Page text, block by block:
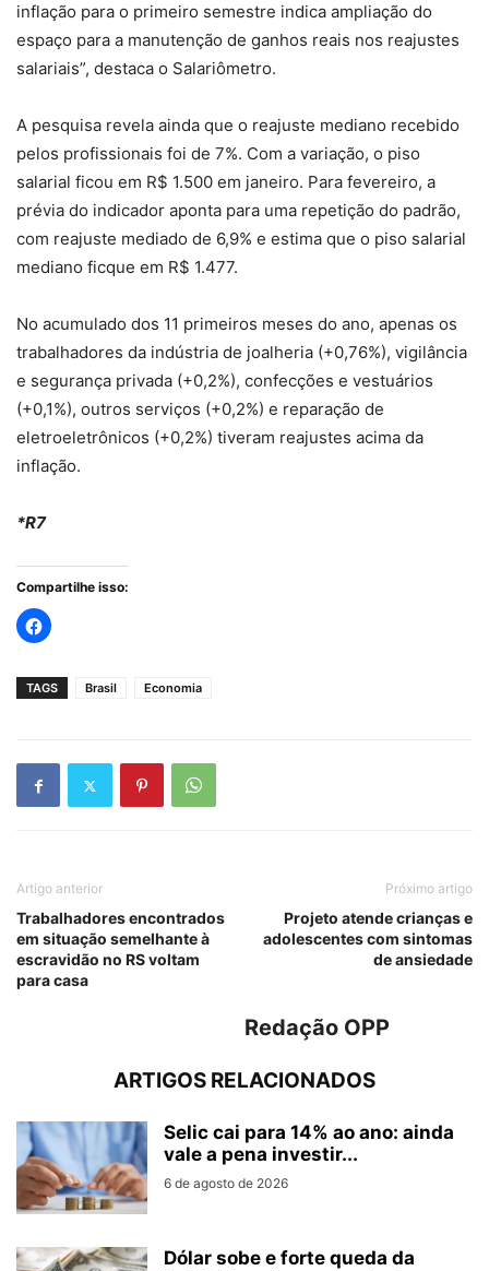
inflação para o primeiro semestre indica ampliação do
espaço para a manutenção de ganhos reais nos reajustes
salariais”, destaca o Salariômetro.
A pesquisa revela ainda que o reajuste mediano recebido
pelos profissionais foi de 7%. Com a variação, o piso
salarial ficou em R$ 1.500 em janeiro. Para fevereiro, a
prévia do indicador aponta para uma repetição do padrão,
com reajuste mediado de 6,9% e estima que o piso salarial
mediano ficque em R$ 1.477.
No acumulado dos 11 primeiros meses do ano, apenas os
trabalhadores da indústria de joalheria (+0,76%), vigilância
e segurança privada (+0,2%), confecções e vestuários
(+0,1%), outros serviços (+0,2%) e reparação de
eletroeletrônicos (+0,2%) tiveram reajustes acima da
inflação.
*R7
Compartilhe isso:
TAGS Brasil Economia
Artigo anterior
Trabalhadores encontrados
em situação semelhante à
escravidão no RS voltam
para casa
Próximo artigo
Projeto atende crianças e
adolescentes com sintomas
de ansiedade
Redação OPP
ARTIGOS RELACIONADOS
Selic cai para 14% ao ano: ainda
vale a pena investir...
6 de agosto de 2026
Dólar sobe e forte queda da